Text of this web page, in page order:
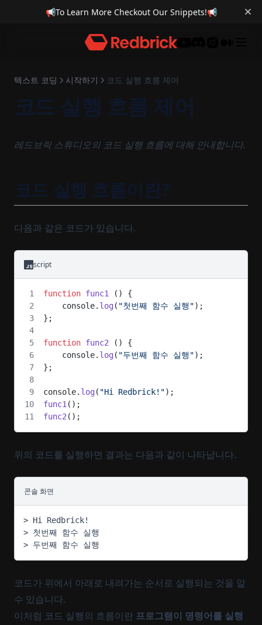
📢To Learn More Checkout Our Snippets!📢
텍스트 코딩 시작하기 코드 실행 흐름 제어
코드 실행 흐름 제어
레드브릭 스튜디오의 코드 실행 흐름에 대해 안내합니다.
코드 실행 흐름이란?
다음과 같은 코드가 있습니다.
script
function func1 () {
    console.
log( "첫번째 함수 실행");
};
function func2 () {
    console.
log( "두번째 함수 실행");
};
console. log( "Hi Redbrick!");
func1 ();
func2 ();
위의 코드를 실행하면 결과는 다음과 같이 나타납니다.
콘솔 화면
> Hi Redbrick!
> 첫번째 함수 실행
> 두번째 함수 실행
코드가 위에서 아래로 내려가는 순서로 실행되는 것을 알
수 있습니다.
이처럼 코드 실행의 흐름이란 프로그램이 명령어를 실행